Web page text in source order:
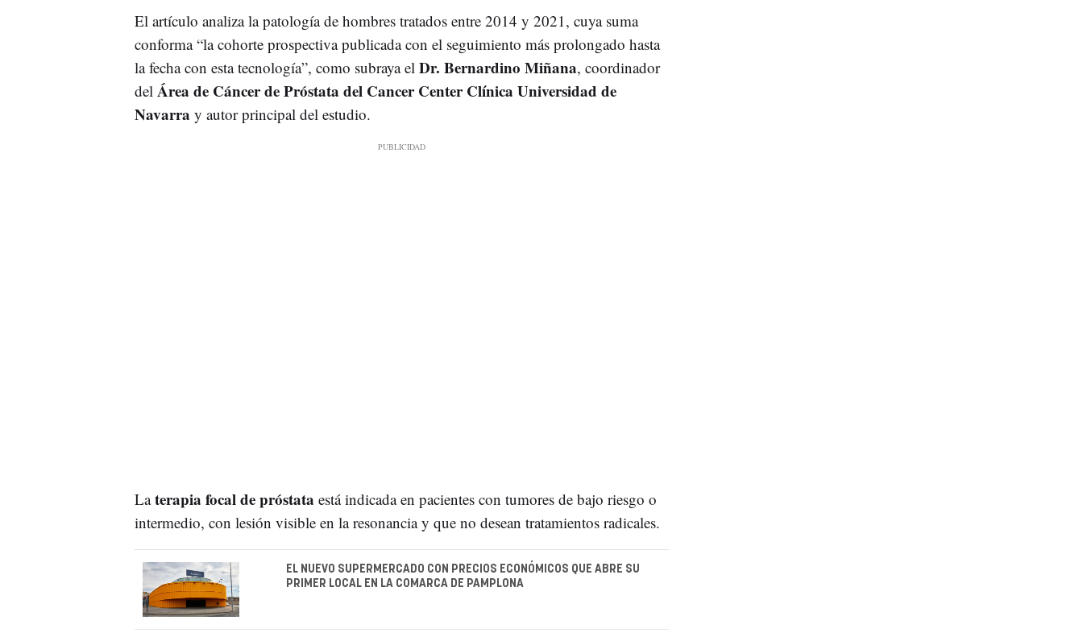
El artículo analiza la patología de hombres tratados entre 2014 y 2021, cuya suma
conforma “la cohorte prospectiva publicada con el seguimiento más prolongado hasta
la fecha con esta tecnología”, como subraya el Dr. Bernardino Miñana, coordinador
del Área de Cáncer de Próstata del Cancer Center Clínica Universidad de
Navarra y autor principal del estudio.
Laterapia focal de próstata está indicada en pacientes con tumores de bajo riesgo o
intermedio, con lesión visible en la resonancia y que no desean tratamientos radicales.
EL NUEVO SUPERMERCADO CON PRECIOS ECONÓMICOS QUE ABRE SU
PRIMER LOCAL EN LA COMARCA DE PAMPLONA